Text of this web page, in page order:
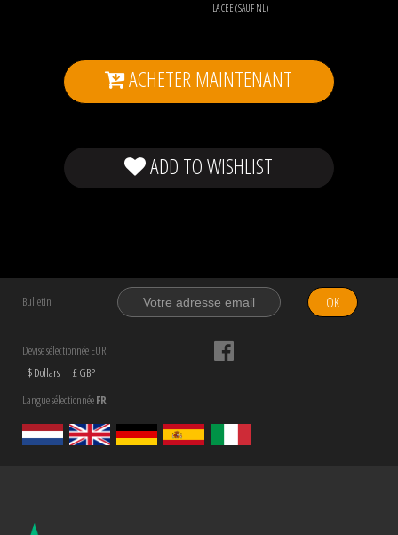
LA CEE (SAUF NL)
ACHETER MAINTENANT
ADD TO WISHLIST
Bulletin OK
Devise sélectionnée EUR
$ Dollars
£ GBP
Langue sélectionnéeFR